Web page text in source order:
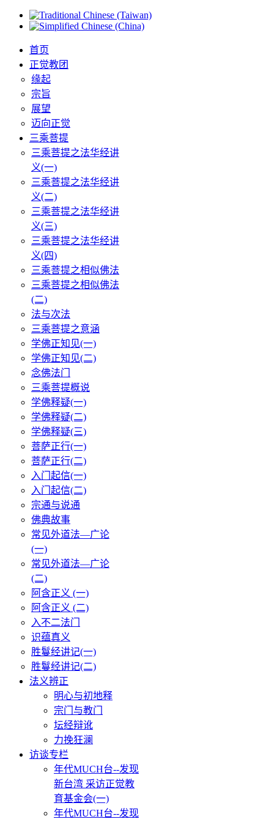
首页
正觉教团
缘起
宗旨
展望
迈向正觉
三乘菩提
三乘菩提之法华经讲
义(一)
三乘菩提之法华经讲
义(二)
三乘菩提之法华经讲
义(三)
三乘菩提之法华经讲
义(四)
三乘菩提之相似佛法
三乘菩提之相似佛法
(二)
法与次法
三乘菩提之意涵
学佛正知见(一)
学佛正知见(二)
念佛法门
三乘菩提概说
学佛释疑(一)
学佛释疑(二)
学佛释疑(三)
菩萨正行(一)
菩萨正行(二)
入门起信(一)
入门起信(二)
宗通与说通
佛典故事
常见外道法—广论
(一)
常见外道法—广论
(二)
阿含正义 (一)
阿含正义 (二)
入不二法门
识蕴真义
胜鬘经讲记(一)
胜鬘经讲记(二)
法义辨正
明心与初地释
宗门与教门
坛经辩讹
力挽狂澜
访谈专栏
年代MUCH台--发现
新台湾 采访正觉教
育基金会(一)
年代MUCH台--发现